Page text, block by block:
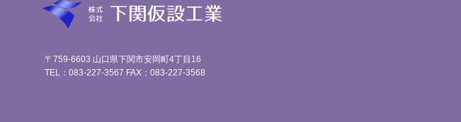
〒759-6603 山口県下関市安岡町4丁目16
TEL：083-227-3567 FAX：083-227-3568